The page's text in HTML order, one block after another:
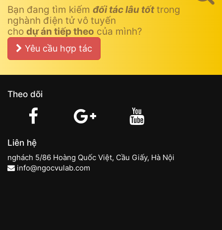
Bạn đang tìm kiếm đối tác lâu tốttrong
nghành điện tử vô tuyến
cho dự án tiếp theo của mình?
Yêu cầu hợp tác
Theo dõi
Liên hệ
nghách 5/86 Hoàng Quốc Việt, Cầu Giấy, Hà Nội
info@ngocvulab.com